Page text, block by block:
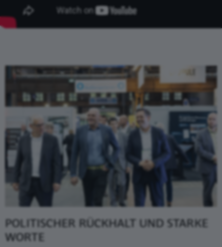
POLITISCHER RÜCKHALT UND STARKE
WORTE